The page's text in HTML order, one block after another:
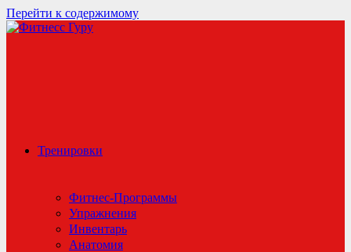
Перейти к содержимому
Тренировки
Фитнес-Программы
Упражнения
Инвентарь
Анатомия